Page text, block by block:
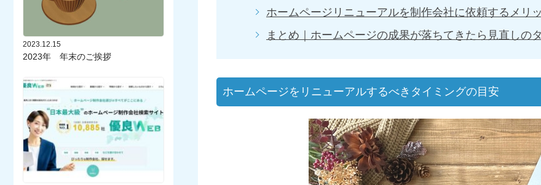
ホームページリニューアルを制作会社に依頼するメリ
まとめ｜ホームページの成果が落ちてきたら見直しの
ホームページをリニューアルするべきタイミングの目安
2023.12.15
2023年 年末のご挨拶